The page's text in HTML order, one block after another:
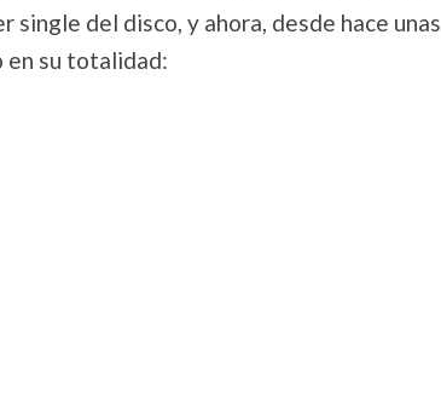
del disco, y ahora, desde hace unas
en su totalidad: